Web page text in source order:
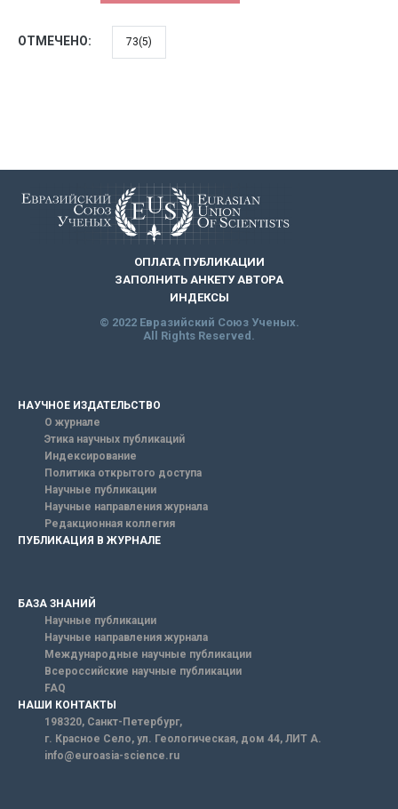
ОТМЕЧЕНО: 73(5)
ОПЛАТА ПУБЛИКАЦИИ
ЗАПОЛНИТЬ АНКЕТУ АВТОРА
ИНДЕКСЫ
© 2022 Евразийский Союз Ученых.
All Rights Reserved.
НАУЧНОЕ ИЗДАТЕЛЬСТВО
О журнале
Этика научных публикаций
Индексирование
Политика открытого доступа
Научные публикации
Научные направления журнала
Редакционная коллегия
ПУБЛИКАЦИЯ В ЖУРНАЛЕ
БАЗА ЗНАНИЙ
Научные публикации
Научные направления журнала
Международные научные публикации
Всероссийские научные публикации
FAQ
НАШИ КОНТАКТЫ
198320, Санкт-Петербург,
г. Красное Село, ул. Геологическая, дом 44, ЛИТ А.
info@euroasia-science.ru